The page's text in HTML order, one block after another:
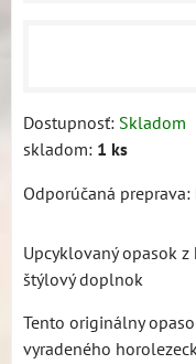
Dostupnosť: Skladom
skladom: 1 ks
Upcyklovaný opasok
štýlový doplnok
Tento originálny
vyradeného